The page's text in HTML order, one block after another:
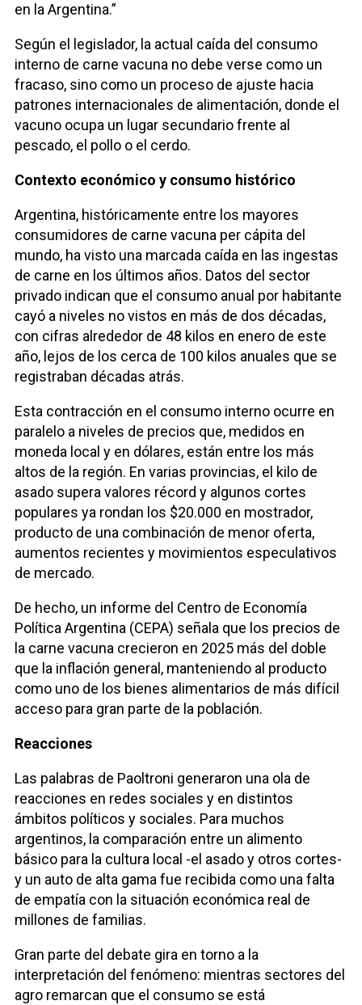
en la Argentina.”
Según el legislador, la actual caída del consumo
interno de carne vacuna no debe verse como un
fracaso, sino como un proceso de ajuste hacia
patrones internacionales de alimentación, donde el
vacuno ocupa un lugar secundario frente al
pescado, el pollo o el cerdo.
Contexto económico y consumo histórico
Argentina, históricamente entre los mayores
consumidores de carne vacuna per cápita del
mundo, ha visto una marcada caída en las ingestas
de carne en los últimos años. Datos del sector
privado indican que el consumo anual por habitante
cayó a niveles no vistos en más de dos décadas,
con cifras alrededor de 48 kilos en enero de este
año, lejos de los cerca de 100 kilos anuales que se
registraban décadas atrás.
Esta contracción en el consumo interno ocurre en
paralelo a niveles de precios que, medidos en
moneda local y en dólares, están entre los más
altos de la región. En varias provincias, el kilo de
asado supera valores récord y algunos cortes
populares ya rondan los $20.000 en mostrador,
producto de una combinación de menor oferta,
aumentos recientes y movimientos especulativos
de mercado.
De hecho, un informe del Centro de Economía
Política Argentina (CEPA) señala que los precios de
la carne vacuna crecieron en 2025 más del doble
que la inflación general, manteniendo al producto
como uno de los bienes alimentarios de más difícil
acceso para gran parte de la población.
Reacciones
Las palabras de Paoltroni generaron una ola de
reacciones en redes sociales y en distintos
ámbitos políticos y sociales. Para muchos
argentinos, la comparación entre un alimento
básico para la cultura local -el asado y otros cortes-
y un auto de alta gama fue recibida como una falta
de empatía con la situación económica real de
millones de familias.
Gran parte del debate gira en torno a la
interpretación del fenómeno: mientras sectores del
agro remarcan que el consumo se está